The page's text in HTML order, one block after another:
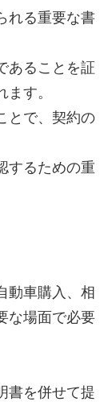
れる重要な書
あることを証
す。
とで、契約の
するための重
動車購入、相
な場面で必要
書を併せて提